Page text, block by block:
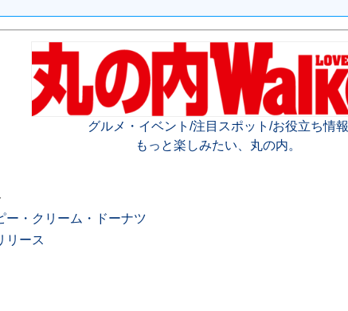
グルメ・イベント/注目スポット/お役立ち情報
もっと楽しみたい、丸の内。
ー・クリーム・ドーナツ
リース